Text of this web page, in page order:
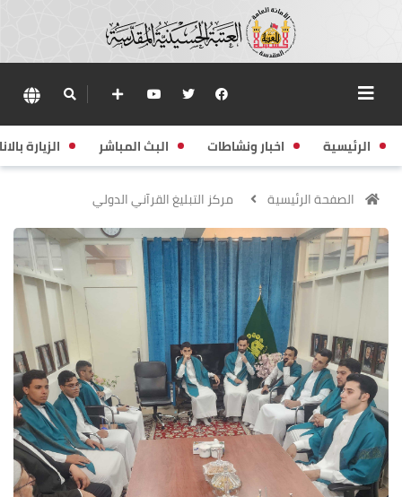
الرئيسية اخبار ونشاطات البث المباشر الزيارة
الصفحة الرئيسية مركز التبليغ القرآني الدولي